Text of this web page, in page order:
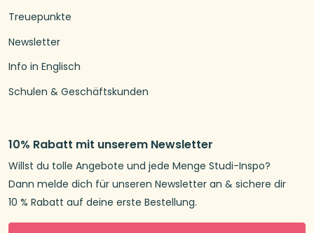
Treuepunkte
Newsletter
Info in Englisch
Schulen & Geschäftskunden
10% Rabatt mit unserem Newsletter
Willst du tolle Angebote und jede Menge Studi-Inspo?
Dann melde dich für unseren Newsletter an & sichere dir
10 % Rabatt auf deine erste Bestellung.